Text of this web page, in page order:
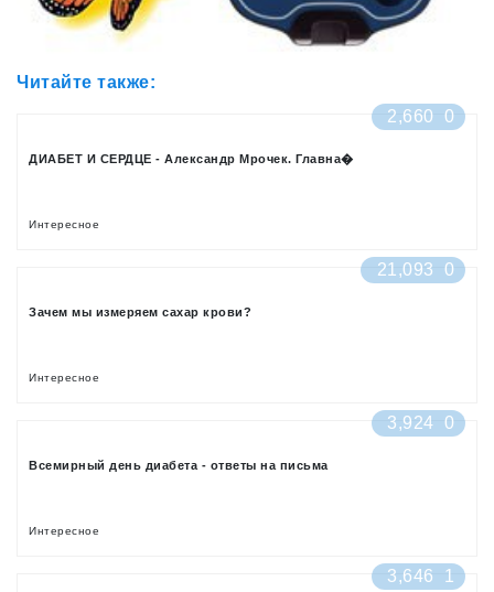
Читайте также:
2,660
0
ДИАБЕТ И СЕРДЦЕ - Александр Мрочек. Главна�
Интересное
21,093 0
Зачем мы измеряем сахар крови?
Интересное
3,924 0
Всемирный день диабета - ответы на письма
Интересное
3,646 1